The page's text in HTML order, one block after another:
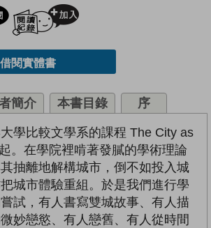
試閲
借閱實體書
簡介 本書目錄 序
學比較文學系的課程 The City as
。在學院裡啃著發膩的學術理論
抽離地解構城市，倒不如投入城
城市體驗重組。於是我們進行學
試，有人書寫雙城故事、有人描
妙戀慾、有人戀舊、有人從時間